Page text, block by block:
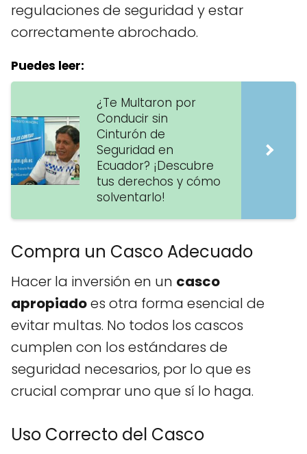
regulaciones de seguridad y estar
correctamente abrochado.
Puedes leer:
¿Te Multaron por
Conducir sin
Cinturón de
Seguridad en
Ecuador? ¡Descubre
tus derechos y cómo
solventarlo!
Compra un Casco Adecuado
Hacer la inversión en un casco
apropiadoes otra forma esencial de
evitar multas. No todos los cascos
cumplen con los estándares de
seguridad necesarios, por lo que es
crucial comprar uno que sí lo haga.
Uso Correcto del Casco